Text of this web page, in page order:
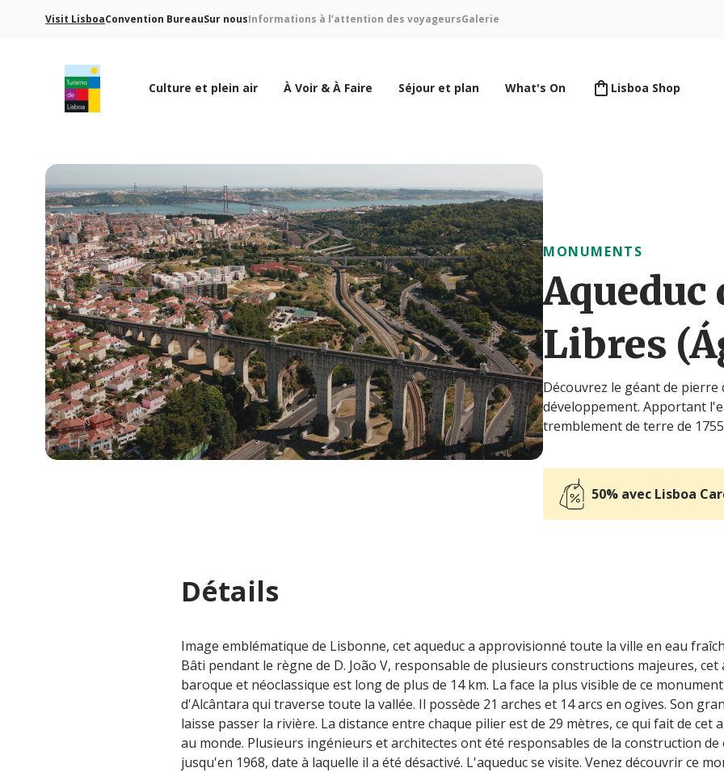
Visit LisboaConvention BureauSur nousInformations à l’attention des voyageursGalerie
Culture et plein air À Voir & À Faire Séjour et plan What's On Lisboa Shop
MONUMENTS
Aqueduc
Libres
Découvrez le géant de
développement. Apportant
tremblement de terre de
50% avec Lisboa
Détails
Image emblématique de Lisbonne, cet aqueduc a approvisionné toute la ville en eau
Bâti pendant le règne de D. João V, responsable de plusieurs constructions majeures,
baroque et néoclassique est long de plus de 14 km. La face la plus visible de ce
d'Alcântara qui traverse toute la vallée. Il possède 21 arches et 14 arcs en ogives. Son
laisse passer la rivière. La distance entre chaque pilier est de 29 mètres, ce qui fait de cet
au monde. Plusieurs ingénieurs et architectes ont été responsables de la construction de
jusqu'en 1968, date à laquelle il a été désactivé. L'aqueduc se visite. Venez découvrir ce